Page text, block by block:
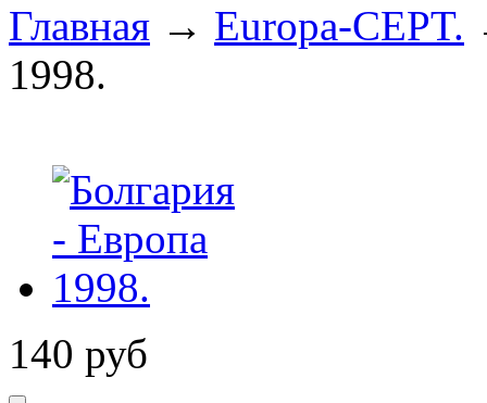
Главная → Europa-CEPT.
1998.
140 руб